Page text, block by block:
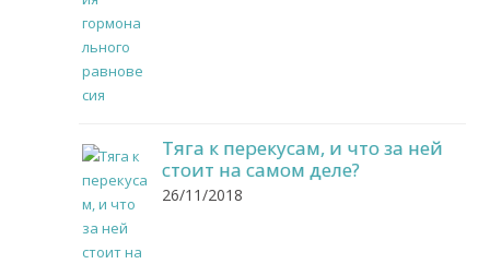
Тяга к перекусам, и что за ней
стоит на самом деле?
26/11/2018